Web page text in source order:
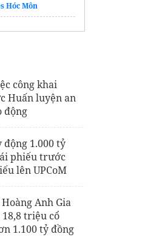
Hóc Môn
công khai
Huấn luyện an
động
động 1.000 tỷ
phiếu trước
lên UPCoM
Anh Gia
triệu cổ
1.100 tỷ đồng